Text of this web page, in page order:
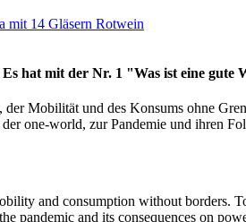
mit 14 Gläsern Rotwein
hat mit der Nr. 1 "Was ist eine gute
Mobilität und des Konsums ohne
one-world, zur Pandemie und ihren
and consumption without borders.
pandemic and its consequences on